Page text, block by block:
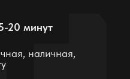
20 минут
наличная,